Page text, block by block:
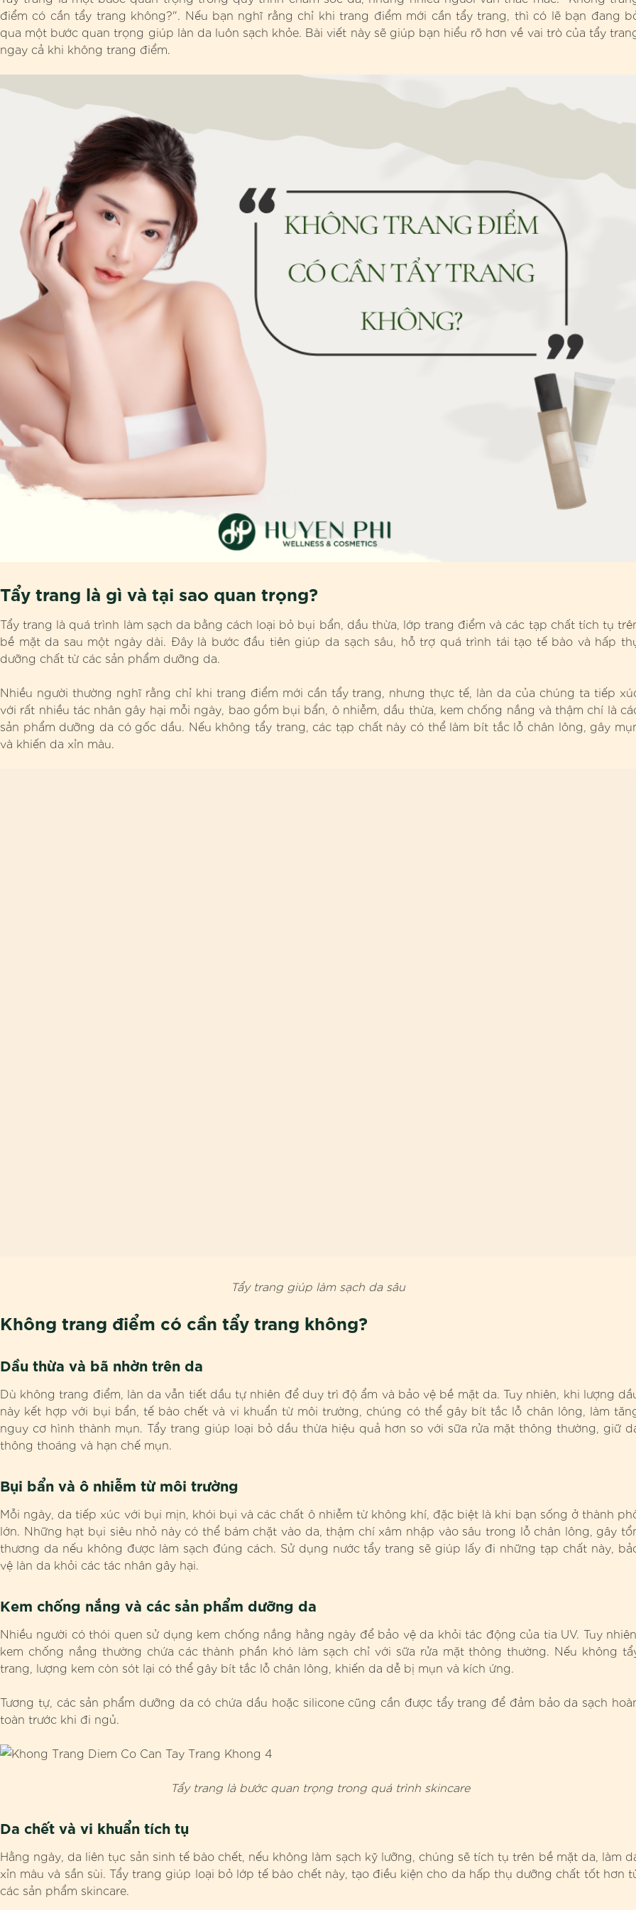
điểm có cần tẩy trang không?". Nếu bạn nghĩ rằng chỉ khi trang điểm mới cần tẩy trang, thì có lẽ bạn đang
qua một bước quan trọng giúp làn da luôn sạch khỏe. Bài viết này sẽ giúp bạn hiểu rõ hơn về vai trò của tẩy
ngay cả khi không trang điểm.
Tẩy trang là gì và tại sao quan trọng?
Tẩy trang là quá trình làm sạch da bằng cách loại bỏ bụi bẩn, dầu thừa, lớp trang điểm và các tạp chất tích tụ
bề mặt da sau một ngày dài. Đây là bước đầu tiên giúp da sạch sâu, hỗ trợ quá trình tái tạo tế bào và hấp
dưỡng chất từ các sản phẩm dưỡng da.
Nhiều người thường nghĩ rằng chỉ khi trang điểm mới cần tẩy trang, nhưng thực tế, làn da của chúng ta tiếp
với rất nhiều tác nhân gây hại mỗi ngày, bao gồm bụi bẩn, ô nhiễm, dầu thừa, kem chống nắng và thậm chí là
sản phẩm dưỡng da có gốc dầu. Nếu không tẩy trang, các tạp chất này có thể làm bít tắc lỗ chân lông, gây
và khiến da xỉn màu.
Tẩy trang giúp làm sạch da sâu
Không trang điểm có cần tẩy trang không?
Dầu thừa và bã nhờn trên da
Dù không trang điểm, làn da vẫn tiết dầu tự nhiên để duy trì độ ẩm và bảo vệ bề mặt da. Tuy nhiên, khi lượng
này kết hợp với bụi bẩn, tế bào chết và vi khuẩn từ môi trường, chúng có thể gây bít tắc lỗ chân lông, làm
nguy cơ hình thành mụn. Tẩy trang giúp loại bỏ dầu thừa hiệu quả hơn so với sữa rửa mặt thông thường, giữ
thông thoáng và hạn chế mụn.
Bụi bẩn và ô nhiễm từ môi trường
Mỗi ngày, da tiếp xúc với bụi mịn, khói bụi và các chất ô nhiễm từ không khí, đặc biệt là khi bạn sống ở thành
lớn. Những hạt bụi siêu nhỏ này có thể bám chặt vào da, thậm chí xâm nhập vào sâu trong lỗ chân lông, gây
thương da nếu không được làm sạch đúng cách. Sử dụng nước tẩy trang sẽ giúp lấy đi những tạp chất này,
vệ làn da khỏi các tác nhân gây hại.
Kem chống nắng và các sản phẩm dưỡng da
Nhiều người có thói quen sử dụng kem chống nắng hằng ngày để bảo vệ da khỏi tác động của tia UV. Tuy
kem chống nắng thường chứa các thành phần khó làm sạch chỉ với sữa rửa mặt thông thường. Nếu không
trang, lượng kem còn sót lại có thể gây bít tắc lỗ chân lông, khiến da dễ bị mụn và kích ứng.
Tương tự, các sản phẩm dưỡng da có chứa dầu hoặc silicone cũng cần được tẩy trang để đảm bảo da sạch
toàn trước khi đi ngủ.
Tẩy trang là bước quan trọng trong quá trình skincare
Da chết và vi khuẩn tích tụ
Hằng ngày, da liên tục sản sinh tế bào chết, nếu không làm sạch kỹ lưỡng, chúng sẽ tích tụ trên bề mặt da, làm
xỉn màu và sần sùi. Tẩy trang giúp loại bỏ lớp tế bào chết này, tạo điều kiện cho da hấp thụ dưỡng chất tốt hơn
các sản phẩm skincare.